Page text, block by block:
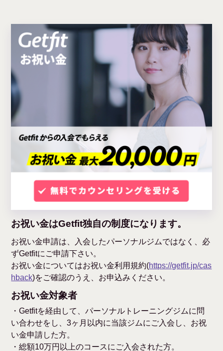
お祝い金はGetfit独自の制度になります。
お祝い金申請は、入会したパーソナルジムではなく、必
ずGetfitにご申請下さい。
お祝い金についてはお祝い金利用規約(https://getfit.jp/cas
hback)をご確認のうえ、お申込みください。
お祝い金対象者
・Getfitを経由して、パーソナルトレーニングジムに問
い合わせをし、3ヶ月以内に当該ジムにご入会し、お祝
い金申請した方。
・総額10万円以上のコースにご入会された方。